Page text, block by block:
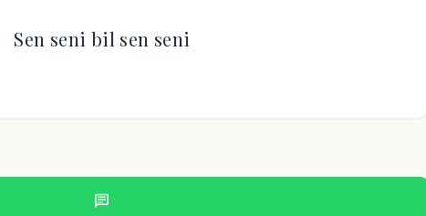
Sen seni bil sen seni
chat